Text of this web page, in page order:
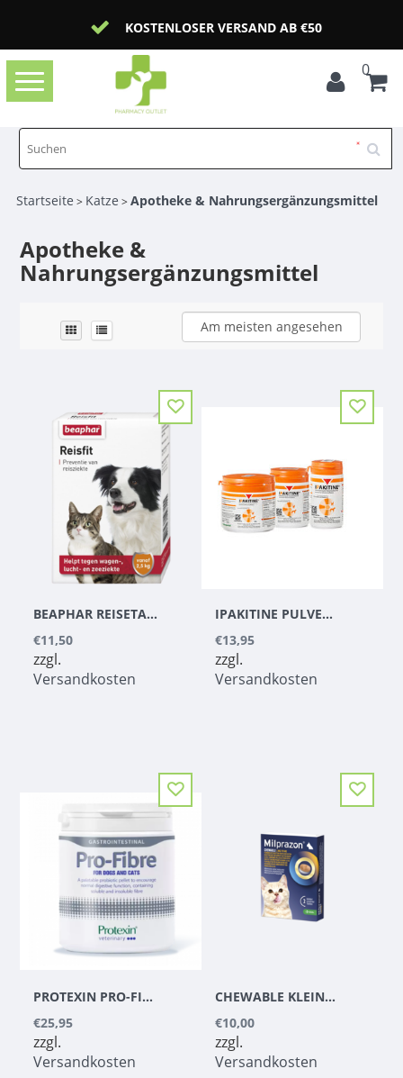
KOSTENLOSER VERSAND AB €50
Toggle
navigation
0
Startseite > Katze >Apotheke & Nahrungsergänzungsmittel
Apotheke &
Nahrungsergänzungsmittel
Am meisten angesehen
BEAPHAR REISETABLETTEN 10 ST.
€11,50
zzgl.
Versandkosten
IPAKITINE PULVER HUND UND KATZE
€13,95
zzgl.
Versandkosten
PROTEXIN PRO-FIBRE 500 G
€25,95
zzgl.
Versandkosten
CHEWABLE KLEINE KATZE/KÄTZCHEN
€10,00
zzgl.
Versandkosten